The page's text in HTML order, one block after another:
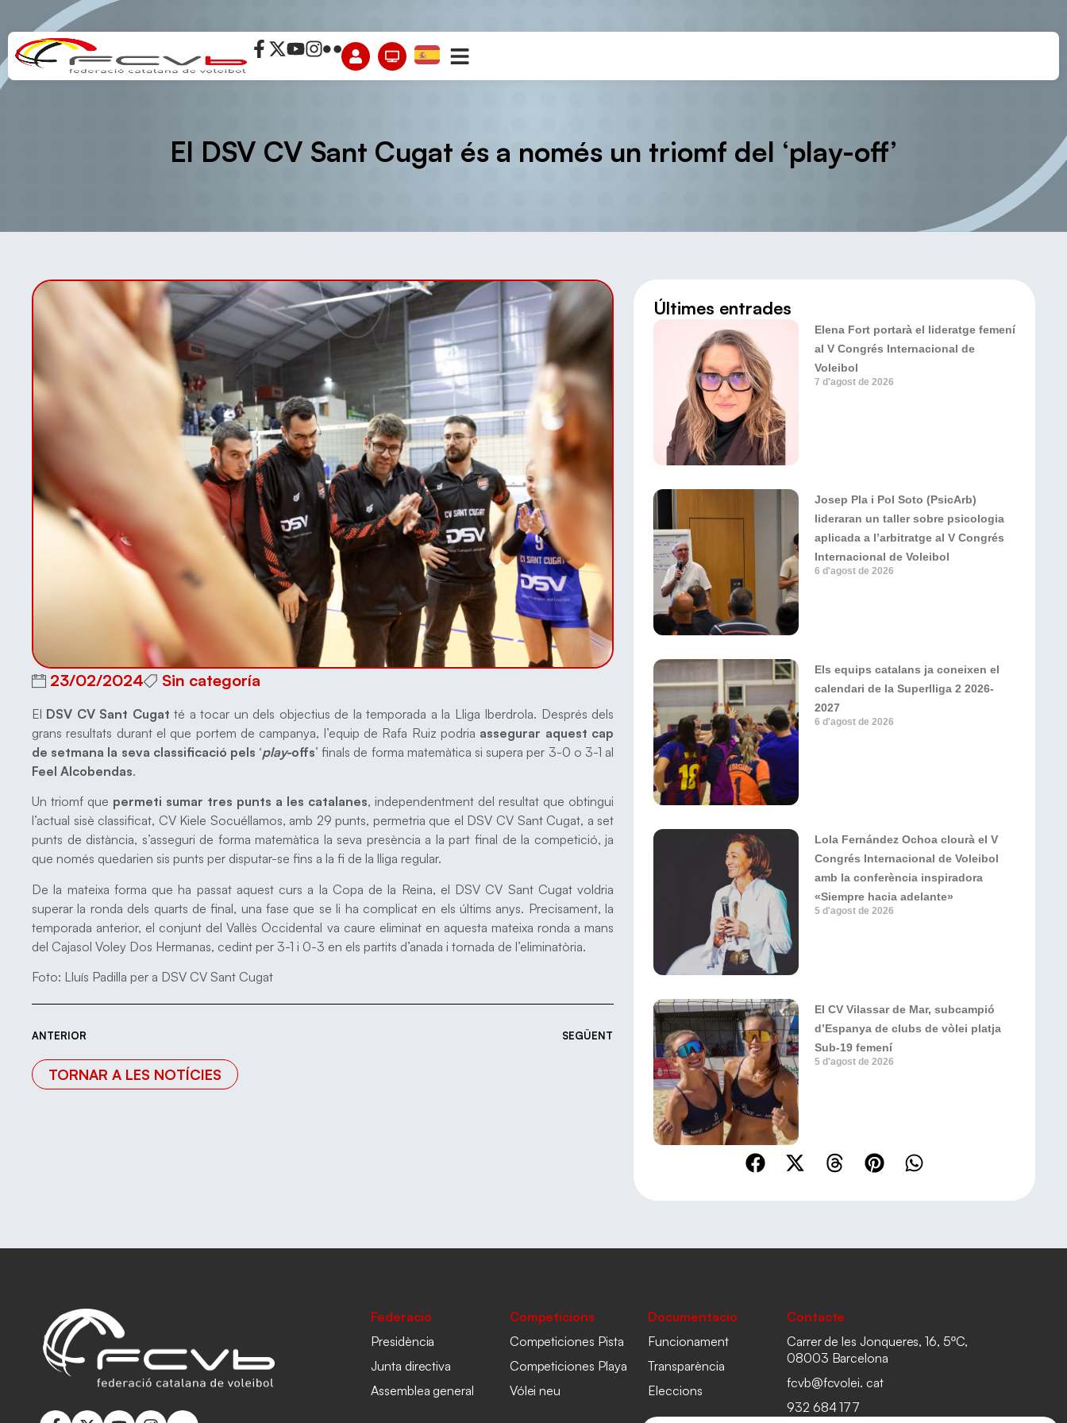
El DSV CV Sant Cugat és a només un triomf del ‘play-off’
23/02/2024 Sin categoría
El DSV CV Sant Cugatté a tocar un dels objectius de la temporada a la Lliga Iberdrola. Després dels
grans resultats durant el que portem de campanya, l’equip de Rafa Ruiz podria assegurar aquest cap
de setmana la seva classificació pels ‘play-offs’ finals de forma matemàtica si supera per 3-0 o 3-1 al
Feel Alcobendas.
Un triomf que permeti sumar tres punts a les catalanes, independentment del resultat que obtingui
l’actual sisè classificat, CV Kiele Socuéllamos, amb 29 punts, permetria que el DSV CV Sant Cugat, a set
punts de distància, s’asseguri de forma matemàtica la seva presència a la part final de la competició, ja
que només quedarien sis punts per disputar-se fins a la fi de la lliga regular.
De la mateixa forma que ha passat aquest curs a la Copa de la Reina, el DSV CV Sant Cugat voldria
superar la ronda dels quarts de final, una fase que se li ha complicat en els últims anys. Precisament, la
temporada anterior, el conjunt del Vallès Occidental va caure eliminat en aquesta mateixa ronda a mans
del Cajasol Voley Dos Hermanas, cedint per 3-1 i 0-3 en els partits d’anada i tornada de l’eliminatòria.
Foto: Lluís Padilla per a DSV CV Sant Cugat
ANTERIOR SEGÜENT
TORNAR A LES NOTÍCIES
Últimes entrades
Elena Fort portarà el lideratge femení
al V Congrés Internacional de
Voleibol
7 d'agost de 2026
Josep Pla i Pol Soto (PsicArb)
lideraran un taller sobre psicologia
aplicada a l’arbitratge al V Congrés
Internacional de Voleibol
6 d'agost de 2026
Els equips catalans ja coneixen el
calendari de la Superlliga 2 2026-
2027
6 d'agost de 2026
Lola Fernández Ochoa clourà el V
Congrés Internacional de Voleibol
amb la conferència inspiradora
«Siempre hacia adelante»
5 d'agost de 2026
El CV Vilassar de Mar, subcampió
d’Espanya de clubs de vòlei platja
Sub-19 femení
5 d'agost de 2026
Federació
Presidència
Junta directiva
Assemblea general
Competicions
Competiciones Pista
Competiciones Playa
Vólei neu
Documentacio
Funcionament
Transparència
Eleccions
Contacte
Carrer de les Jonqueres, 16, 5ºC,
08003 Barcelona
fcvb@fcvolei. cat
932 684 177